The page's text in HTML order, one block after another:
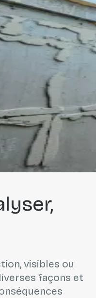
visibles ou
façons et